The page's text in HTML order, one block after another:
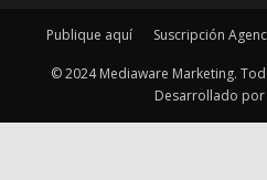
Publique aquí Suscripción
© 2024 Mediaware Marketing.
Desarrollado por